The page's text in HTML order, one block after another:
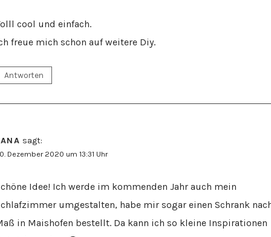
cool und einfach.
freue mich schon auf weitere Diy.
Antworten
sagt:
Dezember 2020 um 13:31 Uhr
Idee! Ich werde im kommenden Jahr auch mein
umgestalten, habe mir sogar einen Schrank
in Maishofen bestellt. Da kann ich so kleine Inspirationen